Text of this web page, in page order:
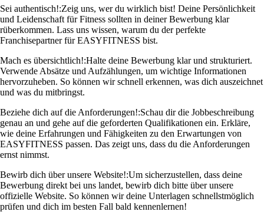
Sei authentisch!:Zeig uns, wer du wirklich bist! Deine Persönlichkeit
und Leidenschaft für Fitness sollten in deiner Bewerbung klar
rüberkommen. Lass uns wissen, warum du der perfekte
Franchisepartner für EASYFITNESS bist.
Mach es übersichtlich!:Halte deine Bewerbung klar und strukturiert.
Verwende Absätze und Aufzählungen, um wichtige Informationen
hervorzuheben. So können wir schnell erkennen, was dich auszeichnet
und was du mitbringst.
Beziehe dich auf die Anforderungen!:Schau dir die Jobbeschreibung
genau an und gehe auf die geforderten Qualifikationen ein. Erkläre,
wie deine Erfahrungen und Fähigkeiten zu den Erwartungen von
EASYFITNESS passen. Das zeigt uns, dass du die Anforderungen
ernst nimmst.
Bewirb dich über unsere Website!:Um sicherzustellen, dass deine
Bewerbung direkt bei uns landet, bewirb dich bitte über unsere
offizielle Website. So können wir deine Unterlagen schnellstmöglich
prüfen und dich im besten Fall bald kennenlernen!